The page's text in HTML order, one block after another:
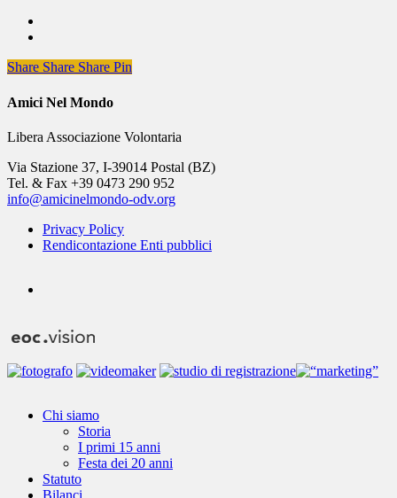
Share
Share Share Share Pin
Amici Nel Mondo
Libera Associazione Volontaria
Via Stazione 37, I-39014 Postal (BZ)
Tel. & Fax +39 0473 290 952
info@amicinelmondo-odv.org
Privacy Policy
Rendicontazione Enti pubblici
Close
Chi siamo
Storia
I primi 15 anni
Festa dei 20 anni
Statuto
Bilanci